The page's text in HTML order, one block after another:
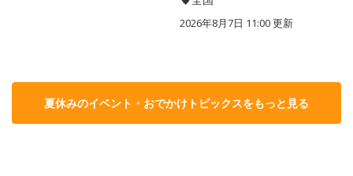
2026年8月7日 11:00更新
夏休みのイベント・おでかけトピックスをもっと見る